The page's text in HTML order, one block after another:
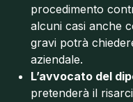
procedimento
alcuni casi anche
gravi potrà
aziendale.
L’avvocato del
pretenderà il